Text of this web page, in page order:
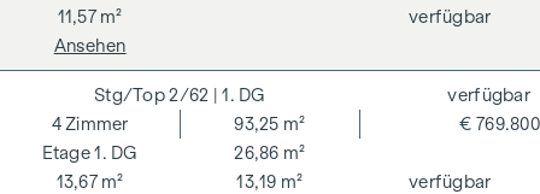
Naheverhältnis zum Verkäufer. Wir weisen darauf hin, dass
wir als Doppelmakler tätig sind. Die Vertragserrichtung und
Rechtsanwälte GmbH, Stoß im Himmel 1, 1010 Wien. Die
Kosten betragen 1,5 % des Kaufpreises zzgl. 20 % USt. sowie
Barauslagen und Beglaubigung.
11,57 m²
verfügbar
Ansehen
2/62 | 1. DG
1. DG
4Zimmer
93,25 m²
26,86 m²
13,67 m²
13,19 m²
€ 769.800
verfügbar
verfügbar